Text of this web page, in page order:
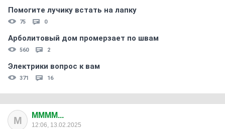
Помогите лучику встать на лапку
75 0
Арболитовый дом промерзает по швам
560 2
Электрики вопрос к вам
371 16
M MMMM...
12:06, 13.02.2025